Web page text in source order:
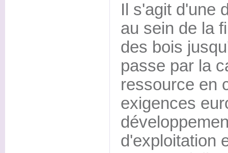
Il s'agit d'une
au sein de la
des bois
passe par la
ressource en
exigences
d'exploitation